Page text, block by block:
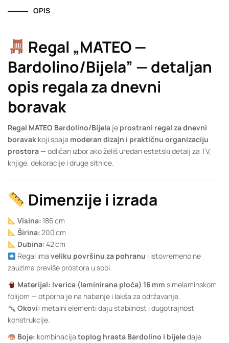
OPIS
Regal „MATEO —
Bardolino/Bijela” — detaljan
opis regala za dnevni
boravak
Regal MATEO Bardolino/Bijela je prostrani regal za dnevni
boravak koji spaja moderan dizajn i praktičnu organizaciju
prostora — odličan izbor ako želiš uredan estetski detalj za TV,
knjige, dekoracije i druge sitnice.
Dimenzije i izrada
Visina:186 cm
Širina:200 cm
Dubina:42 cm
Regal ima veliku površinu za pohranu i istovremeno ne
zauzima previše prostora u sobi.
Materijal: Iverica (laminirana ploča) 16 mm s melaminskom
folijom — otporna je na habanje i lakša za održavanje.
Okovi: metalni elementi daju stabilnost i dugotrajnost
konstrukcije.
Boje: kombinacija toplog hrasta Bardolino i bijeledaje